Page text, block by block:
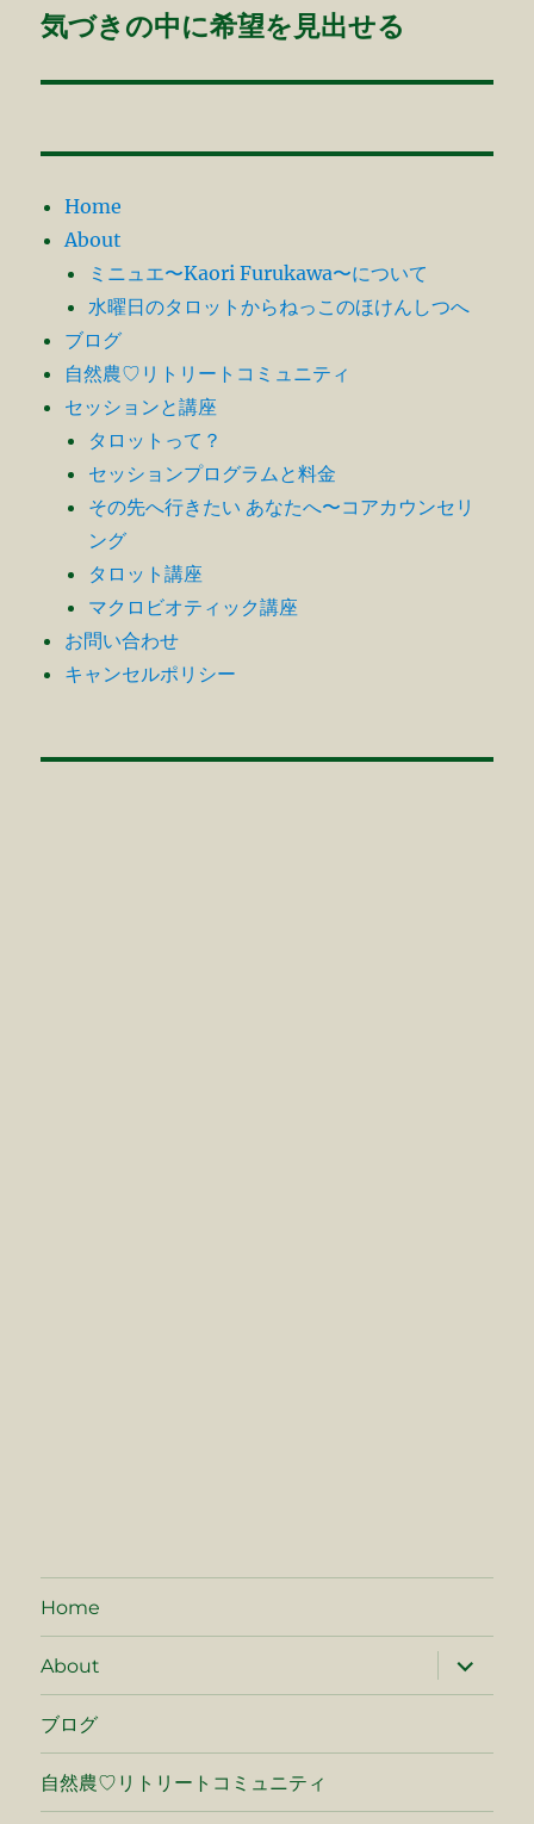
ゲ
ー
ン
次
投
気づきの中に希望を見出せる
Home
About
ミニュエ〜Kaori Furukawa〜について
水曜日のタロットからねっこのほけんしつへ
ブログ
自然農♡リトリートコミュニティ
セッションと講座
タロットって？
セッションプログラムと料金
その先へ行きたい あなたへ〜コアカウンセリ
ング
タロット講座
マクロビオティック講座
お問い合わせ
キャンセルポリシー
Home
About
ブ
メ
ー
開
ブログ
自然農♡リトリートコミュニティ